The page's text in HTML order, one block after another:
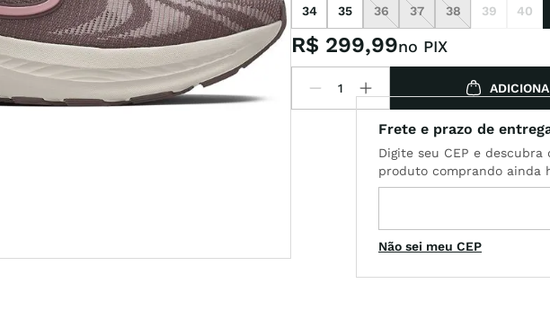
34 35 36 37 38 39 40
R$ 299,99no PIX
Não sei meu CEP